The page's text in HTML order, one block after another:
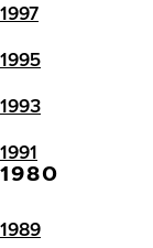
1997
1995
1993
1991
1980
1989